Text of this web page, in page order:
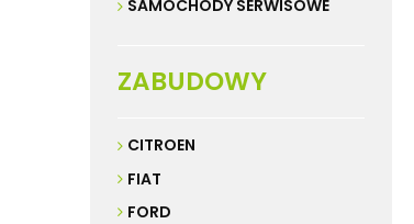
SAMOCHODY SERWISOWE
ZABUDOWY
CITROEN
FIAT
FORD